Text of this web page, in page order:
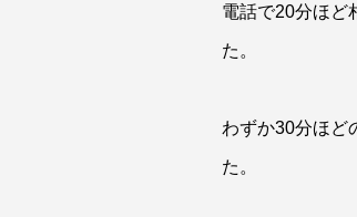
電話で20分ほど
た。
わずか30分ほど
た。